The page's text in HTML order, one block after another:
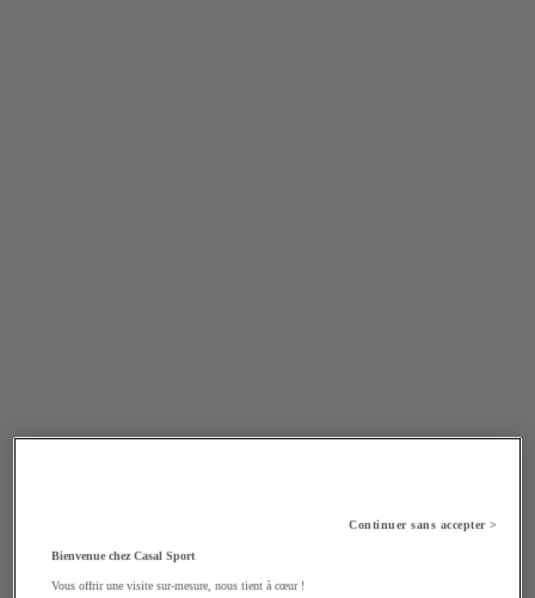
Continuer sans accepter >
Bienvenue chez Casal Sport
Vous offrir une visite sur-mesure, nous tient à cœur !